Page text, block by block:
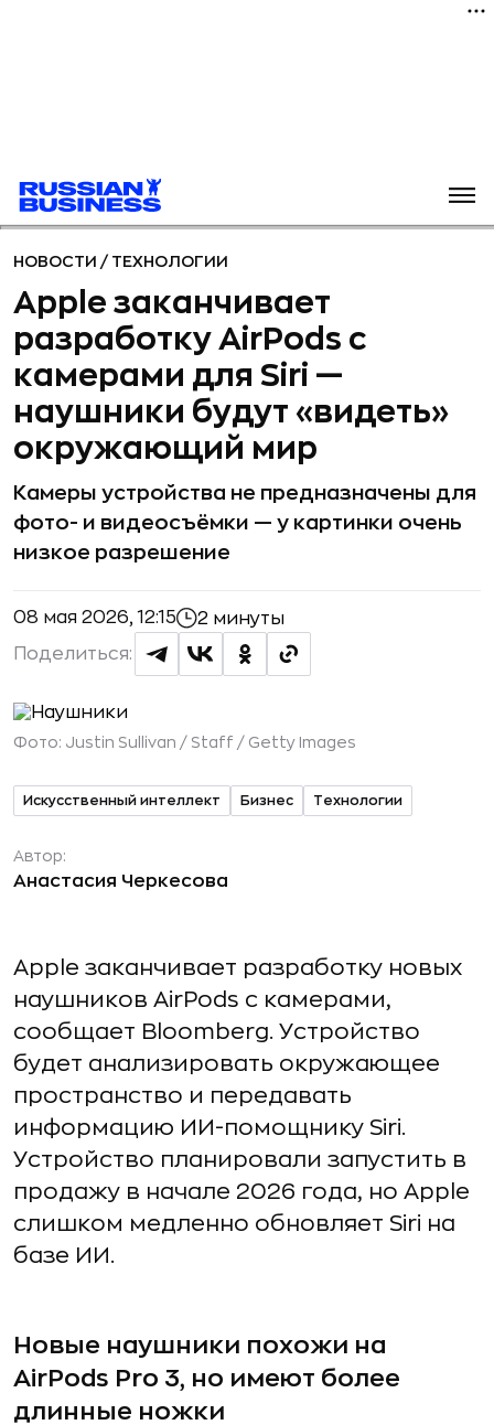
НОВОСТИ / ТЕХНОЛОГИИ
Apple заканчивает
разработку AirPods с
камерами для Siri —
наушники будут «видеть»
окружающий мир
Камеры устройства не предназначены для
фото- и видеосъёмки — у картинки очень
низкое разрешение
08 мая 2026, 12:15 2 минуты
Поделиться:
Фото: Justin Sullivan / Staff / Getty Images
Искусственный интеллект Бизнес Технологии
Автор:
Анастасия Черкесова
Apple заканчивает разработку новых
наушников AirPods с камерами,
сообщает Bloomberg. Устройство
будет анализировать окружающее
пространство и передавать
информацию ИИ-помощнику Siri.
Устройство планировали запустить в
продажу в начале 2026 года, но Apple
слишком медленно обновляет Siri на
базе ИИ.
Новые наушники похожи на
AirPods Pro 3, но имеют более
длинные ножки